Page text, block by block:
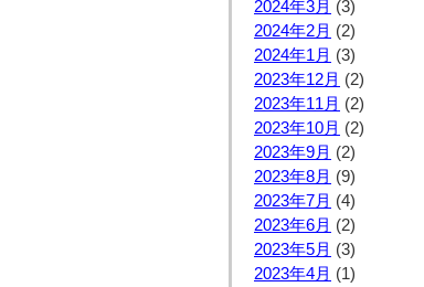
2024年3月 (3)
2024年2月 (2)
2024年1月 (3)
2023年12月 (2)
2023年11月 (2)
2023年10月 (2)
2023年9月 (2)
2023年8月 (9)
2023年7月 (4)
2023年6月 (2)
2023年5月 (3)
2023年4月 (1)